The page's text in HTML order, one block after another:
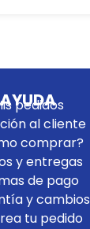
AYUDA
pedidos
al cliente
comprar?
y entregas
de pago
y cambios
tu pedido